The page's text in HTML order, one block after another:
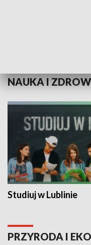
NAUKA I
Studiuj w Lublinie
PRZYRODA I